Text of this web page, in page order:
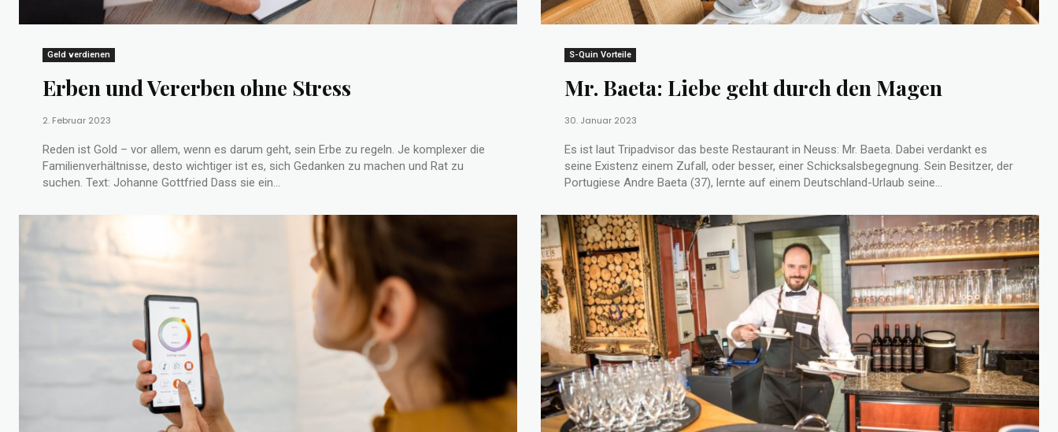
Geld verdienen
Erben und Vererben ohne Stress
2. Februar 2023
Reden ist Gold – vor allem, wenn es darum geht, sein Erbe zu regeln. Je komplexer die
Familienverhältnisse, desto wichtiger ist es, sich Gedanken zu machen und Rat zu
suchen. Text: Johanne Gottfried Dass sie ein...
S-Quin Vorteile
Mr. Baeta: Liebe geht durch den Magen
30. Januar 2023
Es ist laut Tripadvisor das beste Restaurant in Neuss: Mr. Baeta. Dabei verdankt es
seine Existenz einem Zufall, oder besser, einer Schicksalsbegegnung. Sein Besitzer, der
Portugiese Andre Baeta (37), lernte auf einem Deutschland-Urlaub seine...